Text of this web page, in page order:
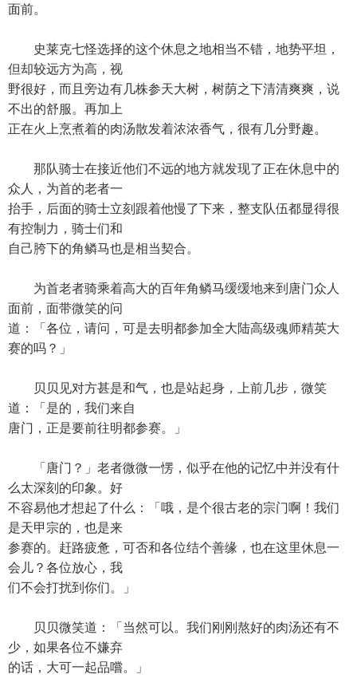
面前。
史莱克七怪选择的这个休息之地相当不错，地势平坦，
但却较远方为高，视
野很好，而且旁边有几株参天大树，树荫之下清清爽爽，说
不出的舒服。再加上
正在火上烹煮着的肉汤散发着浓浓香气，很有几分野趣。
那队骑士在接近他们不远的地方就发现了正在休息中的
众人，为首的老者一
抬手，后面的骑士立刻跟着他慢了下来，整支队伍都显得很
有控制力，骑士们和
自己胯下的角鳞马也是相当契合。
为首老者骑乘着高大的百年角鳞马缓缓地来到唐门众人
面前，面带微笑的问
道：「各位，请问，可是去明都参加全大陆高级魂师精英大
赛的吗？」
贝贝见对方甚是和气，也是站起身，上前几步，微笑
道：「是的，我们来自
唐门，正是要前往明都参赛。」
「唐门？」老者微微一愣，似乎在他的记忆中并没有什
么太深刻的印象。好
不容易他才想起了什么：「哦，是个很古老的宗门啊！我们
是天甲宗的，也是来
参赛的。赶路疲惫，可否和各位结个善缘，也在这里休息一
会儿？各位放心，我
们不会打扰到你们。」
贝贝微笑道：「当然可以。我们刚刚熬好的肉汤还有不
少，如果各位不嫌弃
的话，大可一起品嚐。」